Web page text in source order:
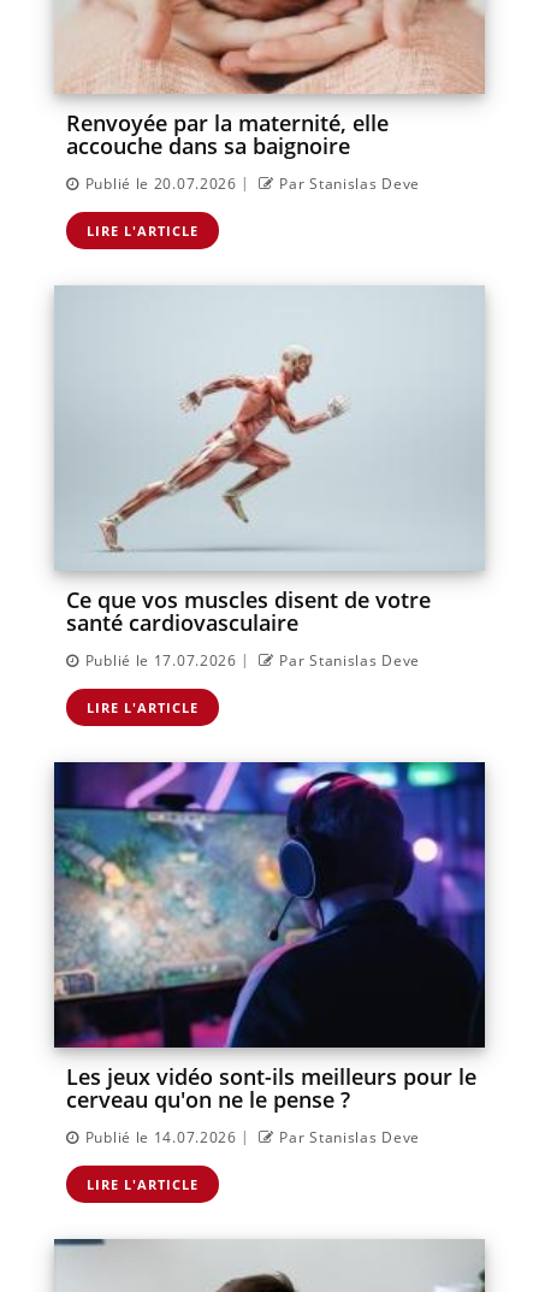
Renvoyée par la maternité, elle
accouche dans sa baignoire
Publié le 20.07.2026 | Par Stanislas Deve
LIRE L'ARTICLE
Ce que vos muscles disent de votre
santé cardiovasculaire
Publié le 17.07.2026 | Par Stanislas Deve
LIRE L'ARTICLE
Les jeux vidéo sont-ils meilleurs pour le
cerveau qu'on ne le pense ?
Publié le 14.07.2026 | Par Stanislas Deve
LIRE L'ARTICLE